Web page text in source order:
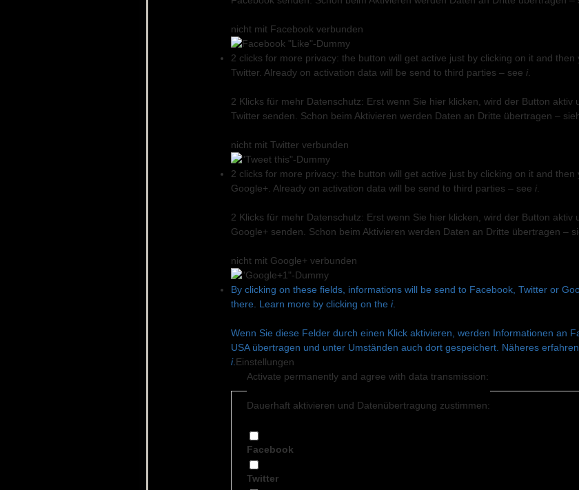
nicht mit Facebook verbunden
2 clicks for more privacy: the button will get active just by clicking on it and
Twitter. Already on activation data will be send to third parties – see i
2 Klicks für mehr Datenschutz: Erst wenn Sie hier klicken, wird der Button aktiv
Twitter senden. Schon beim Aktivieren werden Daten an Dritte übertragen –
nicht mit Twitter verbunden
2 clicks for more privacy: the button will get active just by clicking on it and
Google+. Already on activation data will be send to third parties – see i
2 Klicks für mehr Datenschutz: Erst wenn Sie hier klicken, wird der Button aktiv
Google+ senden. Schon beim Aktivieren werden Daten an Dritte übertragen –
nicht mit Google+ verbunden
By clicking on these fields, informations will be send to Facebook, Twitter or
there. Learn more by clicking on the i.
Wenn Sie diese Felder durch einen Klick aktivieren, werden Informationen an
USA übertragen und unter Umständen auch dort gespeichert. Näheres
i. Einstellungen
Activate permanently and agree with data transmission:
Dauerhaft aktivieren und Datenüber­tragung zustimmen:
Facebook
Twitter